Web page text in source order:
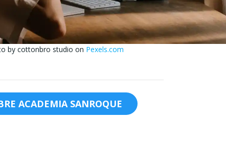
by cottonbro studio on Pexels.com
ACADEMIA SANROQUE